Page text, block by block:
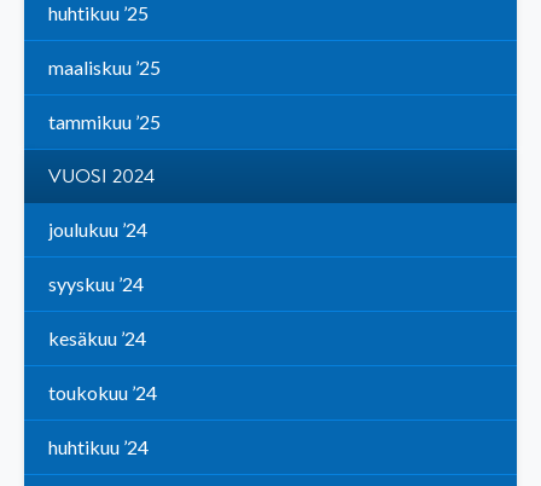
huhtikuu ’25
maaliskuu ’25
tammikuu ’25
VUOSI 2024
joulukuu ’24
syyskuu ’24
kesäkuu ’24
toukokuu ’24
huhtikuu ’24